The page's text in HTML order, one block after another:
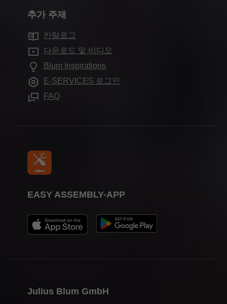
모션 기술
캐비닛 적용
추가 제품
조립 장치
마케팅
자주 묻는 질문
Compliance
무역 박람회 일정
언론 및 미디어
생산 현장소
Blum 쇼룸
전시실
Julius Blum GmbH
EASY ASSEMBLY-APP
추가 주제
카탈로그
다운로드 및 비디오
Blum Inspirations
E-SERVICES 로그인
FAQ